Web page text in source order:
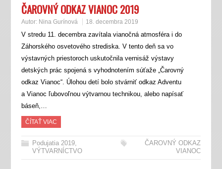
ČAROVNÝ ODKAZ VIANOC 2019
Autor: Nina Gurínová 18. decembra 2019
V stredu 11. decembra zavítala vianočná atmosféra i do
Záhorského osvetového strediska. V tento deň sa vo
výstavných priestoroch uskutočnila vernisáž výstavy
detských prác spojená s vyhodnotením súťaže „Čarovný
odkaz Vianoc“. Úlohou detí bolo stvárniť odkaz Adventu
a Vianoc ľubovoľnou výtvarnou technikou, alebo napísať
báseň,…
ČÍTAŤ VIAC
Podujatia 2019,
VÝTVARNÍCTVO
ČAROVNÝ ODKAZ
VIANOC